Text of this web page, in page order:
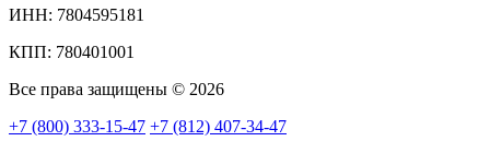
ИНН: 7804595181
КПП: 780401001
Все права защищены © 2026
+7 (800) 333-15-47 +7 (812) 407-34-47